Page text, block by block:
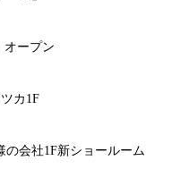
ープン
カ1F
会社1F新ショールーム